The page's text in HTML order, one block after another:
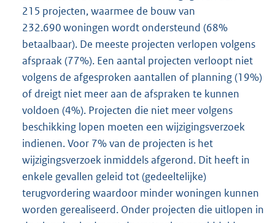
215 projecten, waarmee de bouw van
232.690 woningen wordt ondersteund (68%
betaalbaar). De meeste projecten verlopen volgens
afspraak (77%). Een aantal projecten verloopt niet
volgens de afgesproken aantallen of planning (19%)
of dreigt niet meer aan de afspraken te kunnen
voldoen (4%). Projecten die niet meer volgens
beschikking lopen moeten een wijzigingsverzoek
indienen. Voor 7% van de projecten is het
wijzigingsverzoek inmiddels afgerond. Dit heeft in
enkele gevallen geleid tot (gedeeltelijke)
terugvordering waardoor minder woningen kunnen
worden gerealiseerd. Onder projecten die uitlopen in